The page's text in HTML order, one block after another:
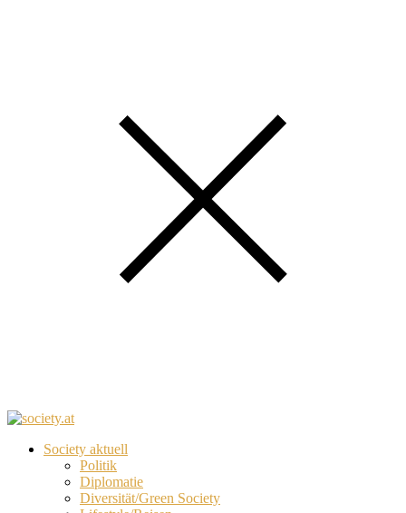
Society aktuell
Politik
Diplomatie
Diversität/Green Society